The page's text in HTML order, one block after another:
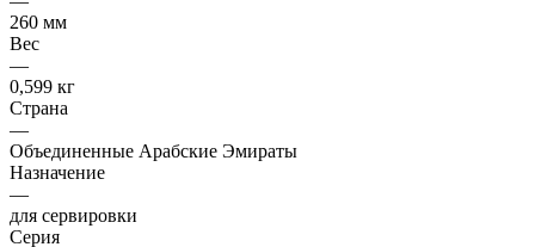
260 мм
Вес
—
0,599 кг
Страна
—
Объединенные Арабские Эмираты
Назначение
—
для сервировки
Серия